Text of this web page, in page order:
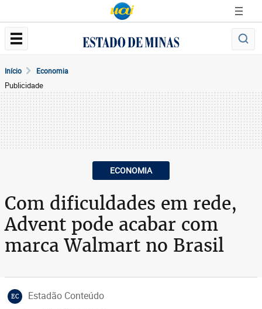
Início Economia
Publicidade
ECONOMIA
Com dificuldades em rede,
Advent pode acabar com
marca Walmart no Brasil
EC Estadão Conteúdo